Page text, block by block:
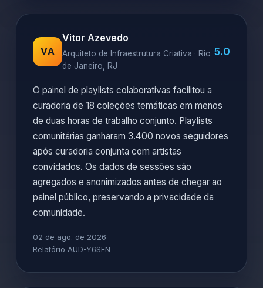
VA
Vitor Azevedo
Arquiteto de Infraestrutura Criativa · Rio
de Janeiro, RJ
5.0
O painel de playlists colaborativas facilitou a
curadoria de 18 coleções temáticas em menos
de duas horas de trabalho conjunto. Playlists
comunitárias ganharam 3.400 novos seguidores
após curadoria conjunta com artistas
convidados. Os dados de sessões são
agregados e anonimizados antes de chegar ao
painel público, preservando a privacidade da
comunidade.
02 de ago. de 2026
Relatório AUD-Y6SFN